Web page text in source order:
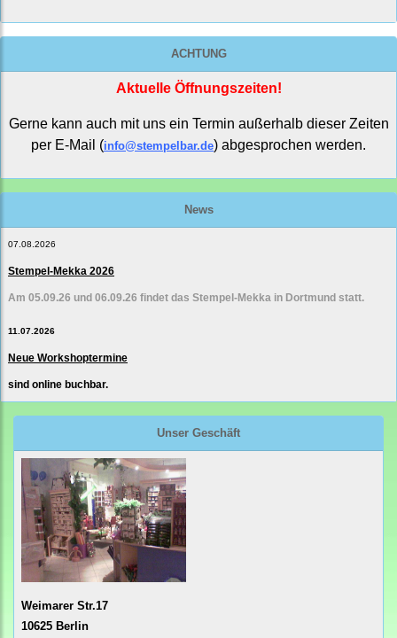
ACHTUNG
Aktuelle Öffnungszeiten!
Gerne kann auch mit uns ein Termin außerhalb dieser Zeiten
per E-Mail (info@stempelbar.de) abgesprochen werden.
News
07.08.2026
Stempel-Mekka 2026
Am 05.09.26 und 06.09.26 findet das Stempel-Mekka in Dortmund statt.
11.07.2026
Neue Workshoptermine
sind online buchbar.
Unser Geschäft
Weimarer Str.17
10625 Berlin